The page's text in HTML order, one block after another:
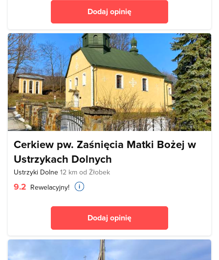
Dodaj opinię
Cerkiew pw. Zaśnięcia Matki Bożej w
Ustrzykach Dolnych
Ustrzyki Dolne 12 km od Żłobek
9.2 Rewelacyjny!
Dodaj opinię